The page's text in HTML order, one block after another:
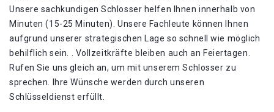
Unsere sachkundigen Schlosser helfen Ihnen innerhalb von
Minuten (15-25 Minuten). Unsere Fachleute können Ihnen
aufgrund unserer strategischen Lage so schnell wie möglich
behilflich sein. . Vollzeitkräfte bleiben auch an Feiertagen.
Rufen Sie uns gleich an, um mit unserem Schlosser zu
sprechen. Ihre Wünsche werden durch unseren
Schlüsseldienst erfüllt.